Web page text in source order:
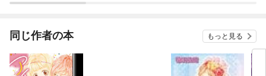
同じ作者の本 もっと見る